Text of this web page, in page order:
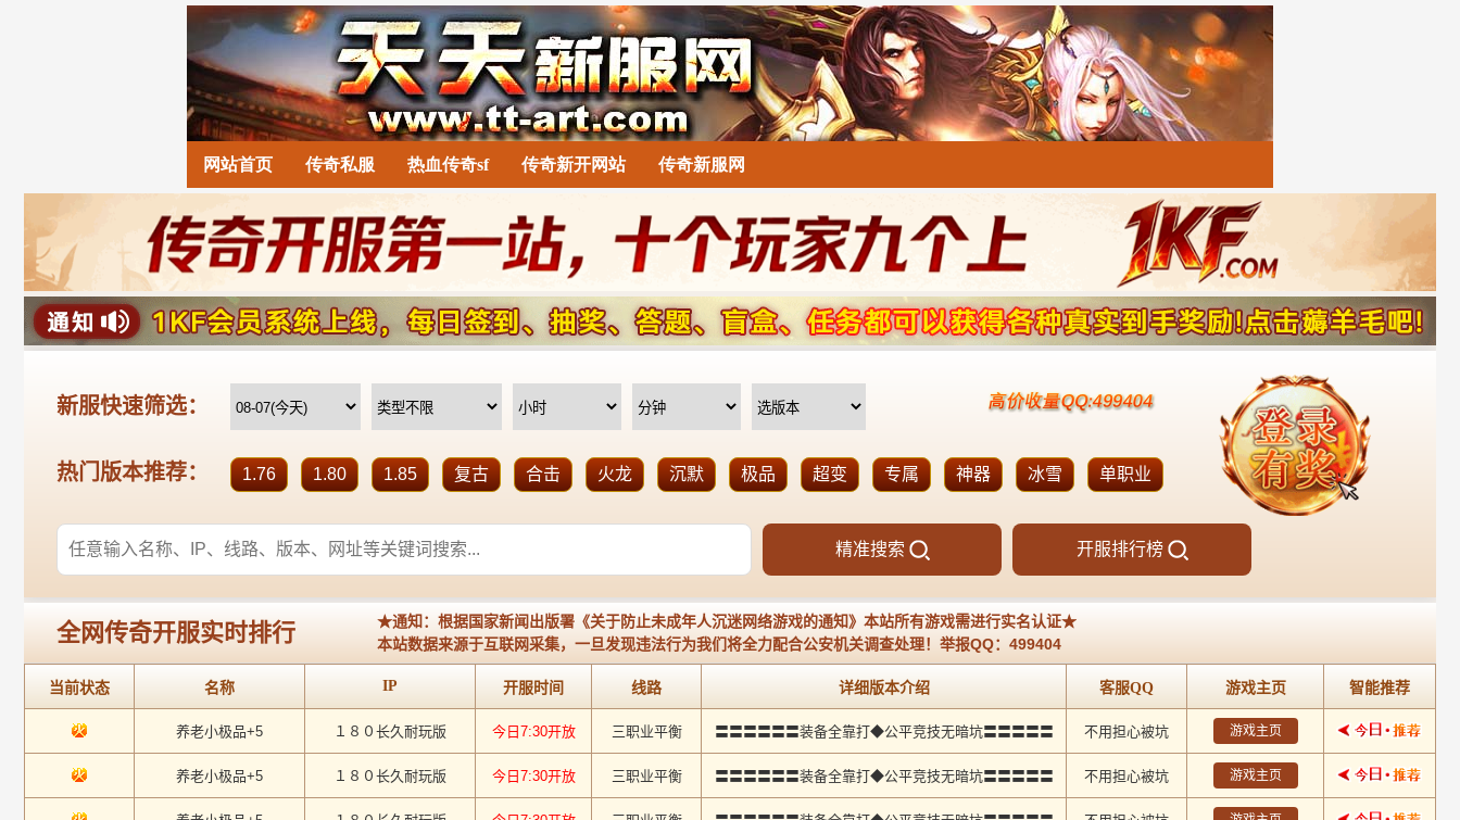
网站首页 传奇私服 热血传奇sf 传奇新开网站 传奇新服网